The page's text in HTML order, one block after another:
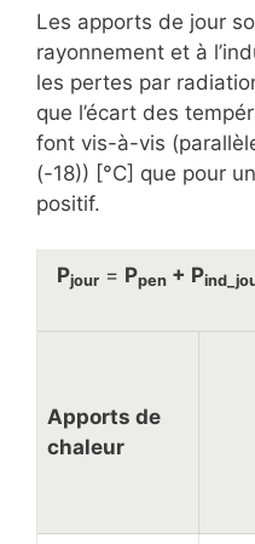
Les apports de jour
rayonnement et à
les pertes par
que l’écart des
font vis-à-vis
(-18)) [°C] que pour
positif.
Pjour = Ppen + P
Apports de
chaleur